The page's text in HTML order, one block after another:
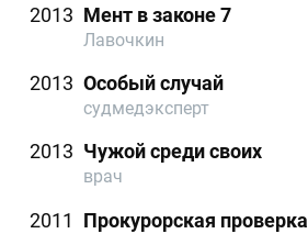
2013 Мент в законе 7
Лавочкин
2013 Особый случай
судмедэксперт
2013 Чужой среди своих
врач
2011
Прокурорская проверка